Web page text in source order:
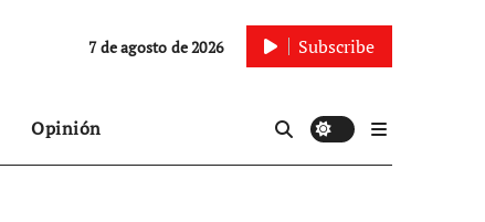
7 de agosto de 2026 Subscribe
Opinión